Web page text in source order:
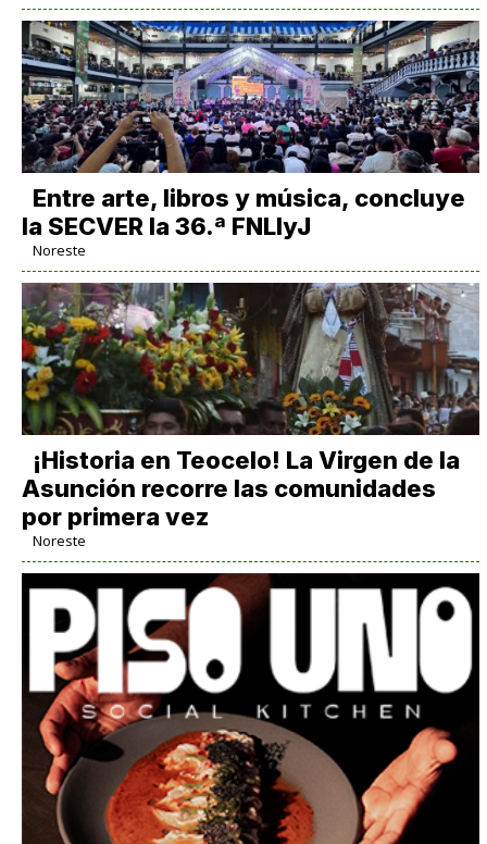
Entre arte, libros y música, concluye
la SECVER la 36.ª FNLIyJ
Noreste
​¡Historia en Teocelo! La Virgen de la
Asunción recorre las comunidades
por primera vez
Noreste